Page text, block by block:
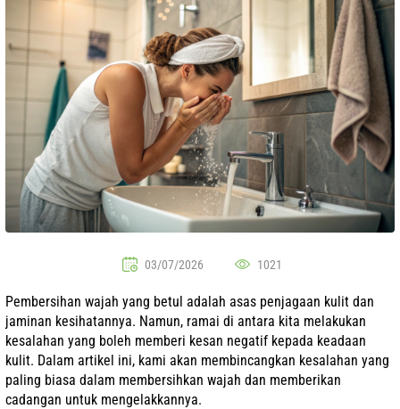
03/07/2026 1021
Pembersihan wajah yang betul adalah asas penjagaan kulit dan
jaminan kesihatannya. Namun, ramai di antara kita melakukan
kesalahan yang boleh memberi kesan negatif kepada keadaan
kulit. Dalam artikel ini, kami akan membincangkan kesalahan yang
paling biasa dalam membersihkan wajah dan memberikan
cadangan untuk mengelakkannya.